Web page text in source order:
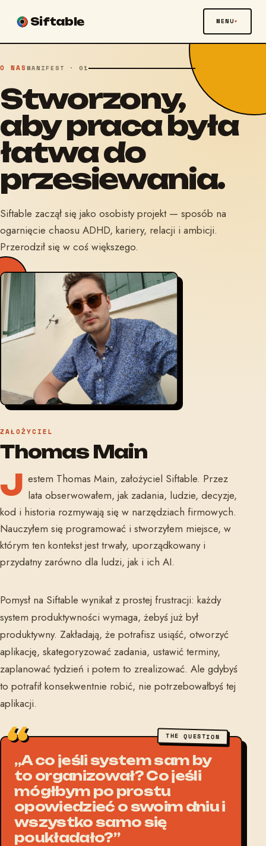
Siftable MENU
O NAS MANIFEST · 01
Stworzony,
aby praca była
łatwa do
przesiewania.
Siftable zaczął się jako osobisty projekt — sposób na
ogarnięcie chaosu ADHD, kariery, relacji i ambicji.
Przerodził się w coś większego.
ZAŁOŻYCIEL
Thomas Main
J estem Thomas Main, założyciel Siftable. Przez
lata obserwowałem, jak zadania, ludzie, decyzje,
kod i historia rozmywają się w narzędziach firmowych.
Nauczyłem się programować i stworzyłem miejsce, w
którym ten kontekst jest trwały, uporządkowany i
przydatny zarówno dla ludzi, jak i ich AI.
Pomysł na Siftable wynikał z prostej frustracji: każdy
system produktywności wymaga, żebyś już był
produktywny. Zakładają, że potrafisz usiąść, otworzyć
aplikację, skategoryzować zadania, ustawić terminy,
zaplanować tydzień i potem to zrealizować. Ale gdybyś
to potrafił konsekwentnie robić, nie potrzebowałbyś tej
aplikacji.
THE QUESTION
„A co jeśli system sam by
to organizował? Co jeśli
mógłbym po prostu
opowiedzieć o swoim dniu i
wszystko samo się
poukładało?”